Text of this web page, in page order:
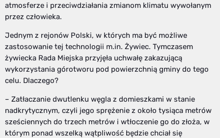
atmosferze i przeciwdziałania zmianom klimatu wywołanym
przez człowieka.
Jednym z rejonów Polski, w których ma być możliwe
zastosowanie tej technologii m.in. Żywiec. Tymczasem
żywiecka Rada Miejska przyjęła uchwałę zakazującą
wykorzystania górotworu pod powierzchnią gminy do tego
celu. Dlaczego?
– Zatłaczanie dwutlenku węgla z domieszkami w stanie
nadkrytycznym, czyli jego sprężenie z około tysiąca metrów
sześciennych do trzech metrów i wtłoczenie go do złoża, w
którym ponad wszelką wątpliwość będzie chciał się